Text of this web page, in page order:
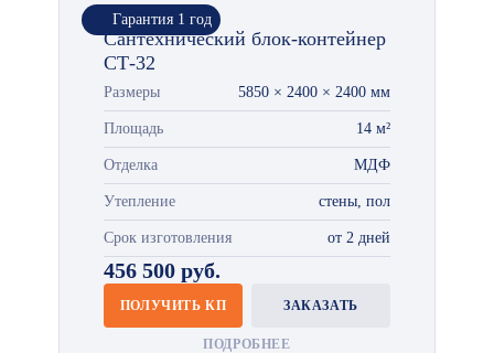
Гарантия 1 год
Сантехнический блок-контейнер
СТ-32
Размеры 5850 × 2400 × 2400 мм
Площадь 14 м²
Отделка МДФ
Утепление стены, пол
Срок изготовления от 2 дней
456 500 руб.
ПОЛУЧИТЬ КП ЗАКАЗАТЬ
ПОДРОБНЕЕ